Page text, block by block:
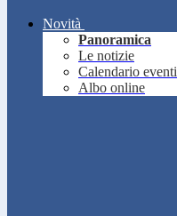
Novità
Panoramica
Le notizie
Calendario eventi
Albo online